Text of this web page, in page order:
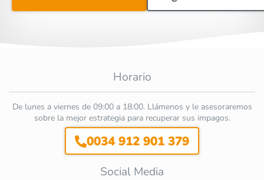
Horario
De lunes a viernes de 09:00 a 18:00. Llámenos y le asesoraremos
sobre la mejor estrategia para recuperar sus impagos.
0034 912 901 379
Social Media